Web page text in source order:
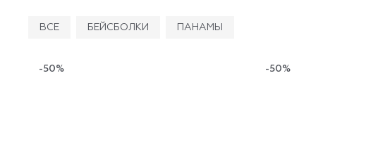
ВСЕ БЕЙСБОЛКИ ПАНАМЫ
-50% -50%